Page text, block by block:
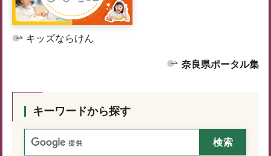
キッズならけん
奈良県ポータル集
キーワードから探す